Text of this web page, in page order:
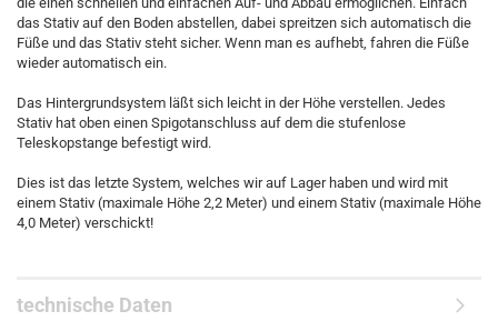
das Stativ auf den Boden abstellen, dabei spreitzen sich automatisch die
Füße und das Stativ steht sicher. Wenn man es aufhebt, fahren die Füße
wieder automatisch ein.
Das Hintergrundsystem läßt sich leicht in der Höhe verstellen. Jedes
Stativ hat oben einen Spigotanschluss auf dem die stufenlose
Teleskopstange befestigt wird.
Dies ist das letzte System, welches wir auf Lager haben und wird mit
einem Stativ (maximale Höhe 2,2 Meter) und einem Stativ (maximale Höhe
4,0 Meter) verschickt!
technische Daten